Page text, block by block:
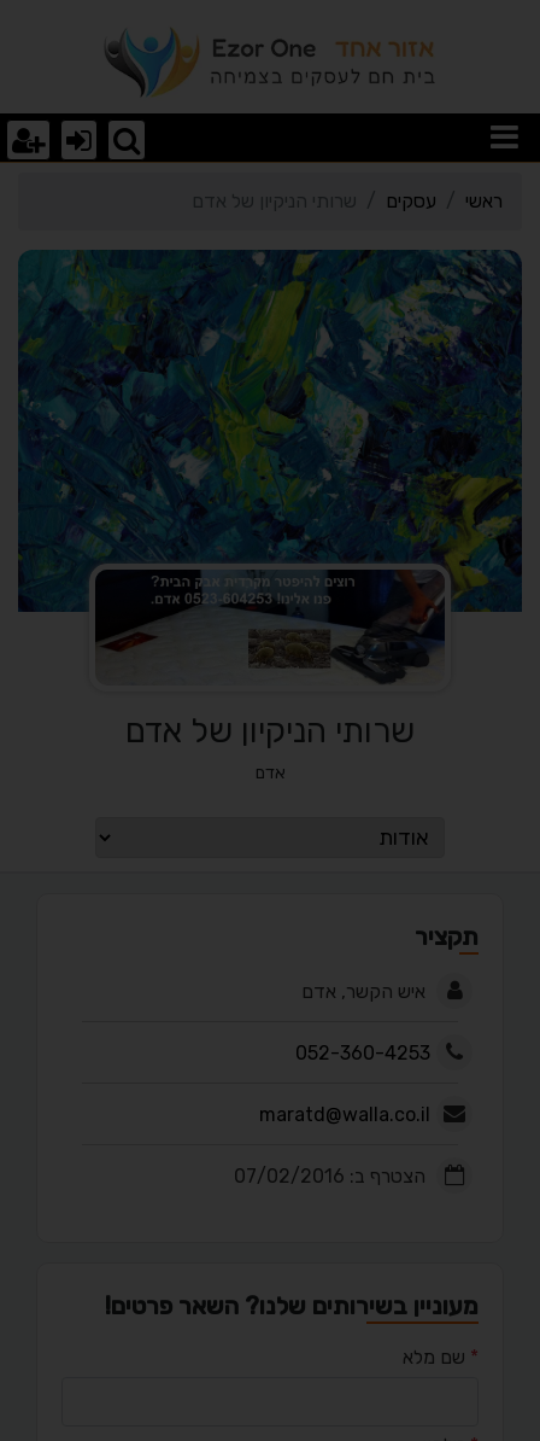
פרטי כרטיס העסק שרותי
ראשי עסקים שרותי הניקיון של אדם
שרותי הניקיון של אדם
אדם
תקציר
איש הקשר, אדם
052-360-4253
maratd@walla.co.il
הצטרף ב: 07/02/2016
מעוניין בשירותים שלנו? השאר פרטים!
* שם מלא